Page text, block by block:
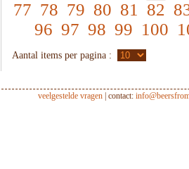
77 78 79 80 81 82
96 97 98 99 100
Aantal items per pagina :
veelgestelde vragen | contact: